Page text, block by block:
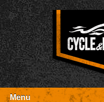
Aller
au
contenu
Cycle et Bike
Entretien Harley-Davidson,
Menu
Panneau de gestion des cookies